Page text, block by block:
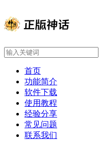
首页
功能简介
软件下载
使用教程
经验分享
常见问题
联系我们